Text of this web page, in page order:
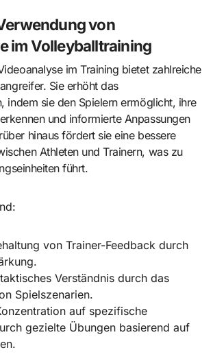
von
im Volleyballtraining
im Training bietet zahlreiche
Sie erhöht das
indem sie den Spielern ermöglicht, ihre
und informierte Anpassungen
hinaus fördert sie eine bessere
Athleten und Trainern, was zu
führt.
von Trainer-Feedback durch
Verständnis durch das
Spielszenarien.
auf spezifische
gezielte Übungen basierend auf